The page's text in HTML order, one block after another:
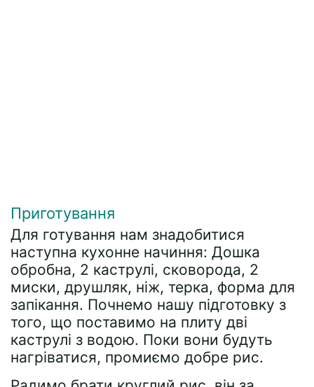
Приготування
Для готування нам знадобитися
наступна кухонне начиння: Дошка
обробна, 2 каструлі, сковорода, 2
миски, друшляк, ніж, терка, форма для
запікання. Почнемо нашу підготовку з
того, що поставимо на плиту дві
каструлі з водою. Поки вони будуть
нагріватися, промиємо добре рис.